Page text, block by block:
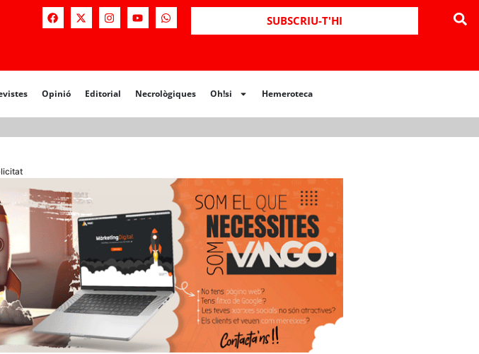
SUBSCRIU-T'HI
Opinió Editorial Necrològiques Oh!si Hemeroteca
Opinió Editorial Necrològiques Hemeroteca